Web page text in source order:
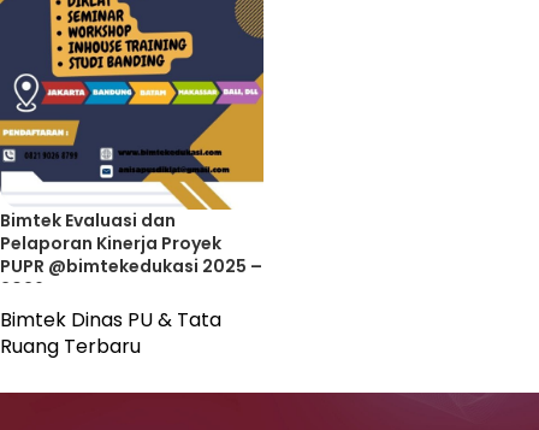
Bimtek Evaluasi dan
Pelaporan Kinerja Proyek
PUPR @bimtekedukasi 2025 –
2026
Bimtek Dinas PU & Tata
Ruang Terbaru